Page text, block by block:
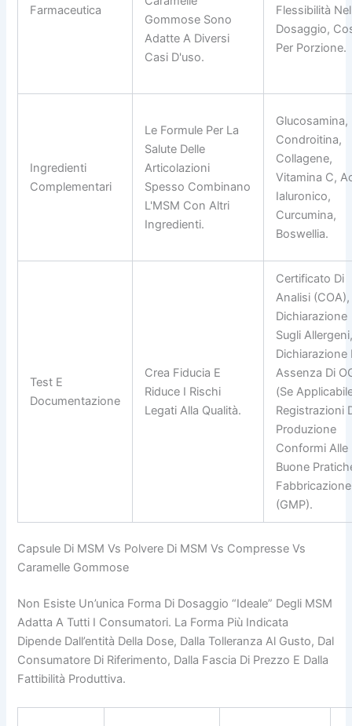
Farmaceutica
Gommose Sono
Adatte A Diversi
Casi D'uso.
Flessibilità
Dosaggio,
Per Porzione.
Ingredienti
Complementari
Le Formule Per La
Salute Delle
Articolazioni
Spesso Combinano
L'MSM Con Altri
Ingredienti.
Glucosamina,
Condroitina,
Collagene,
Vitamina C,
Ialuronico,
Curcumina,
Boswellia.
Test E
Documentazione
Crea Fiducia E
Riduce I Rischi
Legati Alla Qualità.
Certificato Di
Analisi (COA),
Dichiarazione
Sugli
Dichiarazione
Assenza Di
(se
Registrazioni
Produzione
Conformi Alle
Buone
Fabbricazione
(GMP).
Capsule Di MSM Vs Polvere Di MSM Vs Compresse Vs
Caramelle Gommose
Non Esiste Un’unica Forma Di Dosaggio “ideale” Degli MSM
Adatta A Tutti I Consumatori. La Forma Più Indicata
Dipende Dall’entità Della Dose, Dalla Tolleranza Al Gusto, Dal
Consumatore Di Riferimento, Dalla Fascia Di Prezzo E Dalla
Fattibilità Produttiva.